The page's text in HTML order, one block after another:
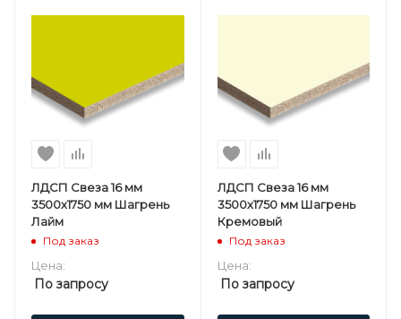
ЛДСП Свеза 16 мм
3500х1750 мм Шагрень
Лайм
Под заказ
Цена:
По запросу
ЛДСП Свеза 16 мм
3500х1750 мм Шагрень
Кремовый
Под заказ
Цена:
По запросу